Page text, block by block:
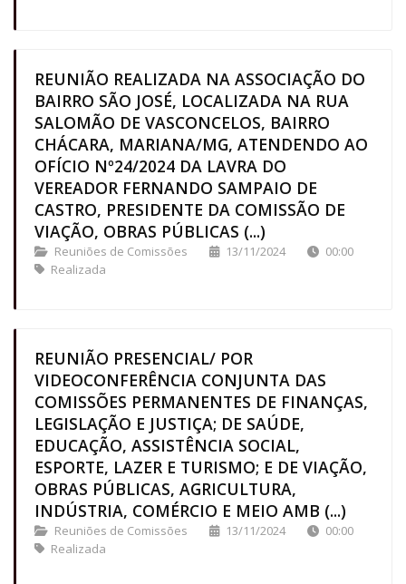
REUNIÃO REALIZADA NA ASSOCIAÇÃO DO
BAIRRO SÃO JOSÉ, LOCALIZADA NA RUA
SALOMÃO DE VASCONCELOS, BAIRRO
CHÁCARA, MARIANA/MG, ATENDENDO AO
OFÍCIO Nº24/2024 DA LAVRA DO
VEREADOR FERNANDO SAMPAIO DE
CASTRO, PRESIDENTE DA COMISSÃO DE
VIAÇÃO, OBRAS PÚBLICAS (...)
Reuniões de Comissões 13/11/2024
00:00
Realizada
REUNIÃO PRESENCIAL/ POR
VIDEOCONFERÊNCIA CONJUNTA DAS
COMISSÕES PERMANENTES DE FINANÇAS,
LEGISLAÇÃO E JUSTIÇA; DE SAÚDE,
EDUCAÇÃO, ASSISTÊNCIA SOCIAL,
ESPORTE, LAZER E TURISMO; E DE VIAÇÃO,
OBRAS PÚBLICAS, AGRICULTURA,
INDÚSTRIA, COMÉRCIO E MEIO AMB (...)
Reuniões de Comissões 13/11/2024
00:00
Realizada